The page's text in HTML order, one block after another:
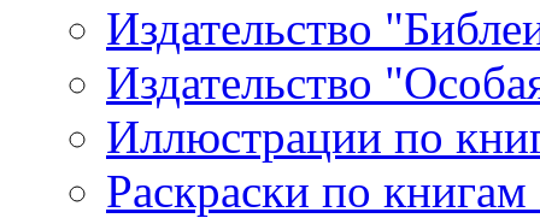
Издательство
Издательство
Иллюстрации по
Раскраски по